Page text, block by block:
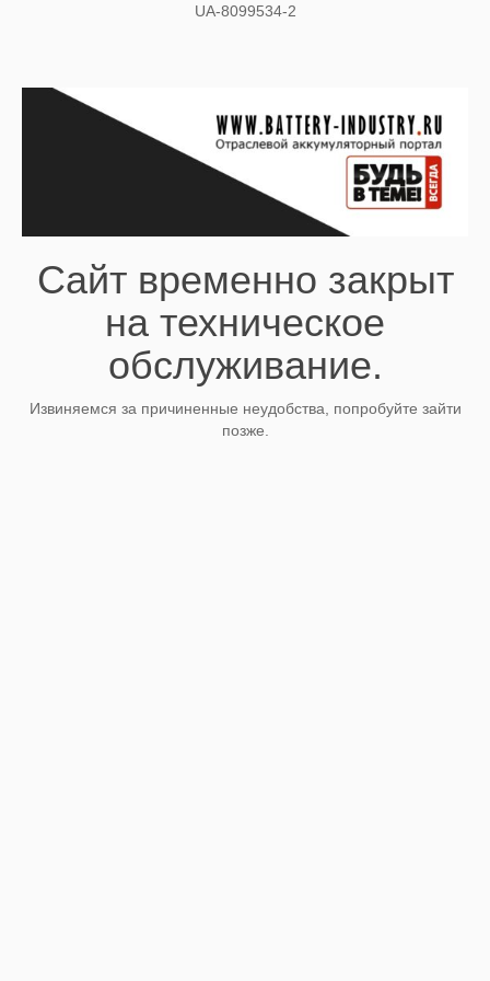
UA-8099534-2
Сайт временно закрыт
на техническое
обслуживание.
Извиняемся за причиненные неудобства, попробуйте зайти
позже.